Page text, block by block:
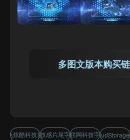
多图文版本购买
蓝色炫酷科技片头科技感片尾字幕互联网科技字幕